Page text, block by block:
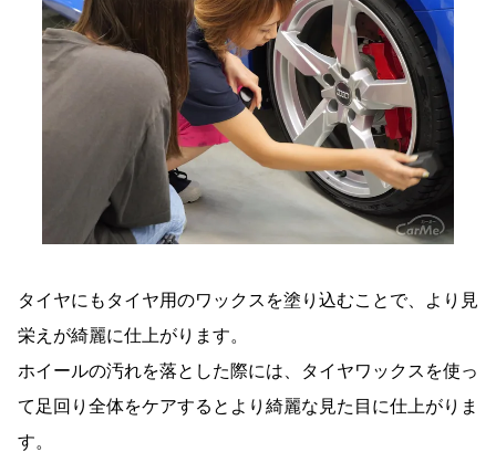
タイヤにもタイヤ用のワックスを塗り込むことで、より見
栄えが綺麗に仕上がります。
ホイールの汚れを落とした際には、タイヤワックスを使っ
て足回り全体をケアするとより綺麗な見た目に仕上がりま
す。